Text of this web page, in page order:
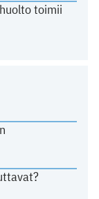
toimii